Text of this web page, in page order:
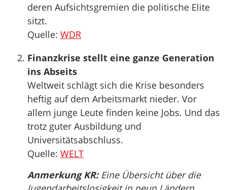
deren Aufsichtsgremien die politische Elite
sitzt.
Quelle: WDR
Finanzkrise stellt eine ganze Generation
ins Abseits
Weltweit schlägt sich die Krise besonders
heftig auf dem Arbeitsmarkt nieder. Vor
allem junge Leute finden keine Jobs. Und das
trotz guter Ausbildung und
Universitätsabschluss.
Quelle: WELT
Anmerkung KR:Eine Übersicht über die